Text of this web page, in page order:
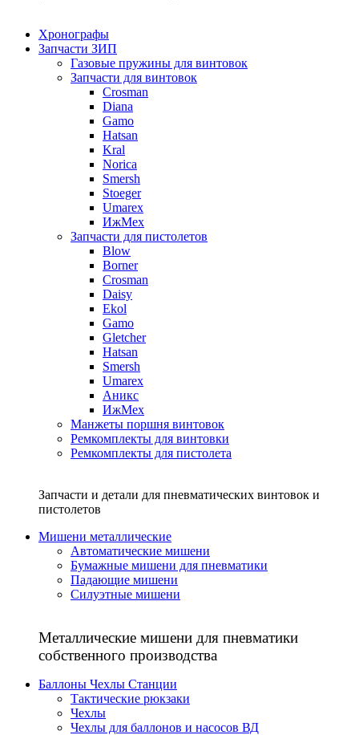
Хронографы
Запчасти ЗИП
Газовые пружины для винтовок
Запчасти для винтовок
Crosman
Diana
Gamo
Hatsan
Kral
Norica
Smersh
Stoeger
Umarex
ИжМех
Запчасти для пистолетов
Blow
Borner
Crosman
Daisy
Ekol
Gamo
Gletcher
Hatsan
Smersh
Umarex
Аникс
ИжМех
Манжеты поршня винтовок
Ремкомплекты для винтовки
Ремкомплекты для пистолета
Запчасти и детали для пневматических винтовок и
пистолетов
Мишени металлические
Автоматические мишени
Бумажные мишени для пневматики
Падающие мишени
Силуэтные мишени
Металлические мишени для пневматики
собственного производства
Баллоны Чехлы Станции
Тактические рюкзаки
Чехлы
Чехлы для баллонов и насосов ВД